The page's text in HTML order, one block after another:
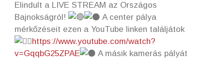
Elindult a LIVE STREAM az Országos
Bajnokságról!
A center pálya
mérkőzéseit ezen a YouTube linken találjátok
https://www.youtube.com/watch?
v=GqqbG25ZPAE
A másik kamerás pályát